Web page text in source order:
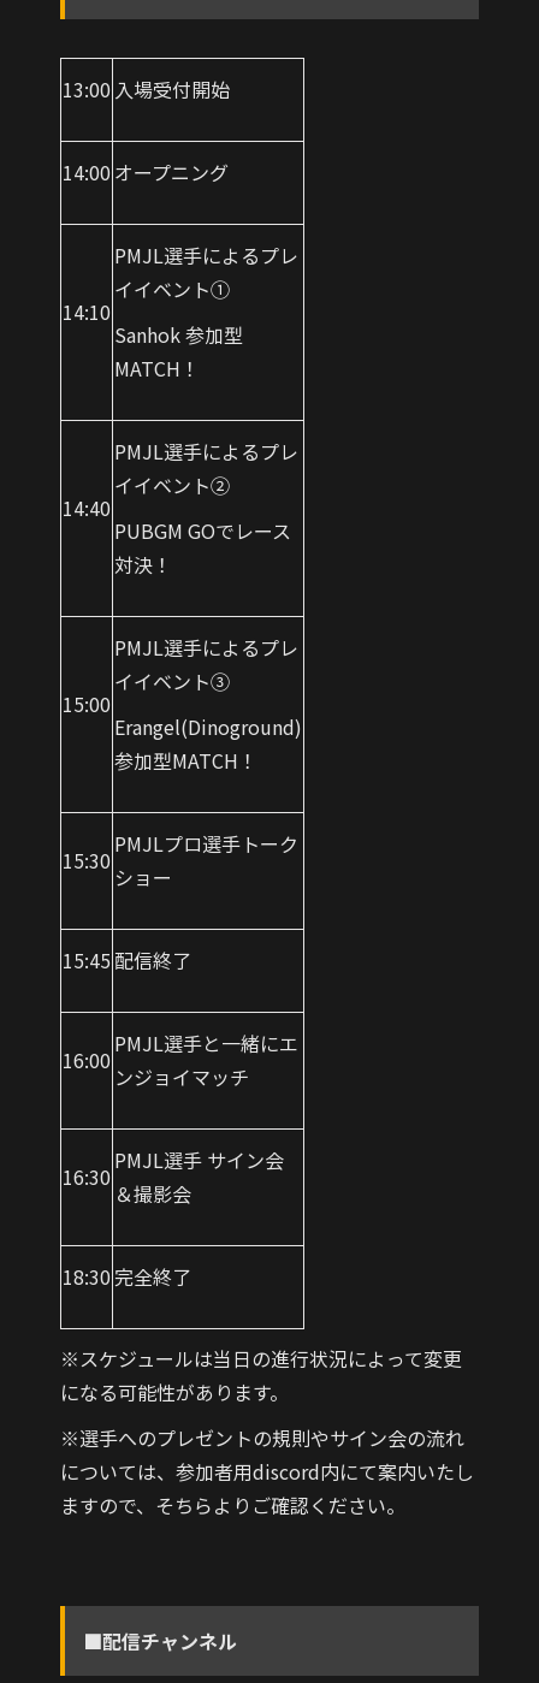
13:00 入場受付開始
14:00 オープニング
14:10
PMJL選手によるプレ
イイベント①
Sanhok 参加型
MATCH！
14:40
PMJL選手によるプレ
イイベント②
PUBGM GOでレース
対決！
15:00
PMJL選手によるプレ
イイベント③
Erangel(Dinoground)
参加型MATCH！
15:30
PMJLプロ選手トーク
ショー
15:45 配信終了
16:00
PMJL選手と一緒にエ
ンジョイマッチ
16:30
PMJL選手 サイン会
＆撮影会
18:30 完全終了
※スケジュールは当日の進行状況によって変更
になる可能性があります。
※選手へのプレゼントの規則やサイン会の流れ
については、参加者用discord内にて案内いたし
ますので、そちらよりご確認ください。
■配信チャンネル